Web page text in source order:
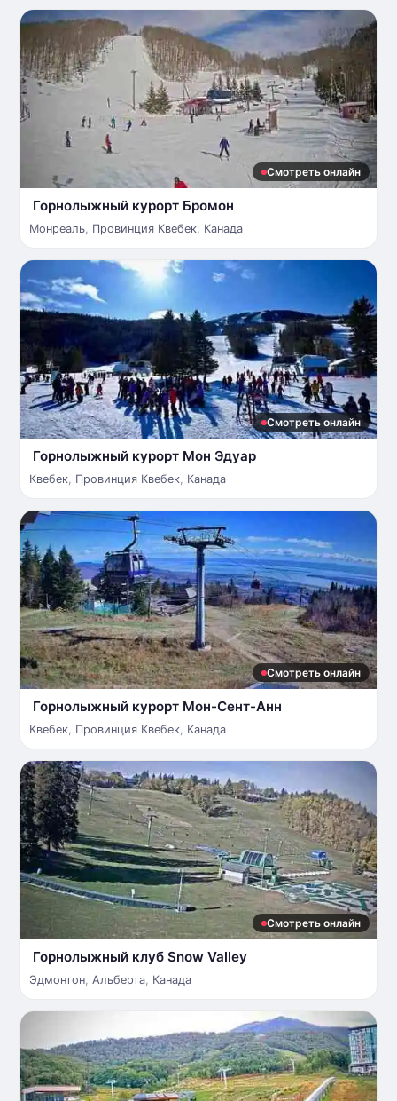
Смотреть онлайн
Горнолыжный курорт Бромон
Монреаль, Провинция Квебек, Канада
Смотреть онлайн
Горнолыжный курорт Мон Эдуар
Квебек, Провинция Квебек, Канада
Смотреть онлайн
Горнолыжный курорт Мон-Сент-Анн
Квебек, Провинция Квебек, Канада
Смотреть онлайн
Горнолыжный клуб Snow Valley
Эдмонтон, Альберта, Канада